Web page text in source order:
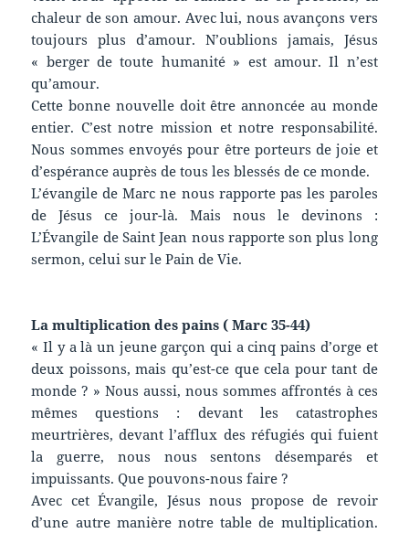
chaleur de son amour. Avec lui, nous avançons vers
toujours plus d’amour. N’oublions jamais, Jésus
« berger de toute humanité » est amour. Il n’est
qu’amour.
Cette bonne nouvelle doit être annoncée au monde
entier. C’est notre mission et notre responsabilité.
Nous sommes envoyés pour être porteurs de joie et
d’espérance auprès de tous les blessés de ce monde.
L’évangile de Marc ne nous rapporte pas les paroles
de Jésus ce jour-là. Mais nous le devinons :
L’Évangile de Saint Jean nous rapporte son plus long
sermon, celui sur le Pain de Vie.
La multiplication des pains ( Marc 35-44)
« Il y a là un jeune garçon qui a cinq pains d’orge et
deux poissons, mais qu’est-ce que cela pour tant de
monde ? » Nous aussi, nous sommes affrontés à ces
mêmes questions : devant les catastrophes
meurtrières, devant l’afflux des réfugiés qui fuient
la guerre, nous nous sentons désemparés et
impuissants. Que pouvons-nous faire ?
Avec cet Évangile, Jésus nous propose de revoir
d’une autre manière notre table de multiplication.